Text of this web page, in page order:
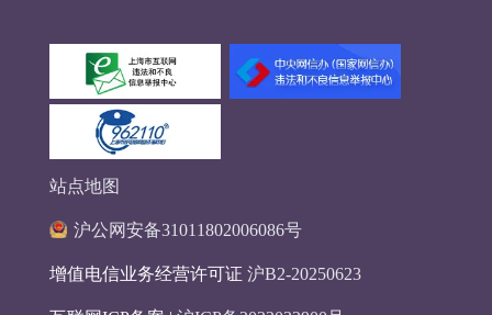
站点地图
沪公网安备31011802006086号
增值电信业务经营许可证 沪B2-20250623